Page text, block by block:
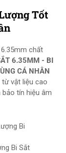
Tốt
chất
6.35MM - BI
CÁ NHÂN
vật liệu cao
tín hiệu âm
Bi Sắt